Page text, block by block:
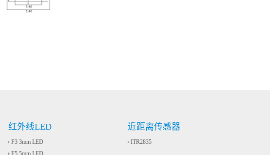
红外线LED
F3 3mm LED
近距离传感器
ITR2835